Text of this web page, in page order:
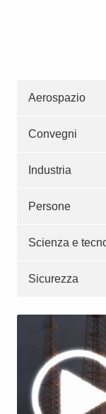
Aerospazio
Convegni
Industria
Persone
Scienza e
Sicurezza